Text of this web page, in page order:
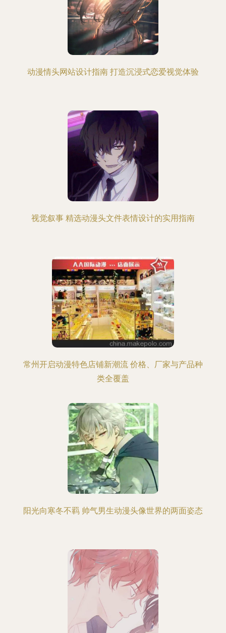
动漫情头网站设计指南 打造沉浸式恋爱视觉体验
视觉叙事 精选动漫头文件表情设计的实用指南
常州开启动漫特色店铺新潮流 价格、厂家与产品种
类全覆盖
阳光向寒冬不羁 帅气男生动漫头像世界的两面姿态